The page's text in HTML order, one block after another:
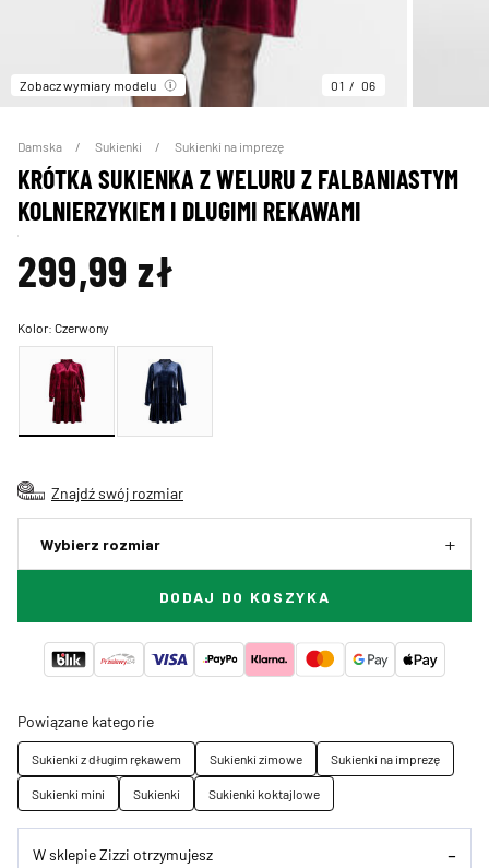
Zobacz wymiary modelu 01 06
Damska Sukienki Sukienki na imprezę
KRÓTKA SUKIENKA Z WELURU Z FALBANIASTYM
KOLNIERZYKIEM I DLUGIMI REKAWAMI
299,99 zł
Kolor:Czerwony
Znajdź swój rozmiar
Wybierz rozmiar
DODAJ DO KOSZYKA
Powiązane kategorie
Sukienki z długim rękawem Sukienki zimowe
Sukienki na imprezę
Sukienki mini
Sukienki Sukienki koktajlowe
W sklepie Zizzi otrzymujesz